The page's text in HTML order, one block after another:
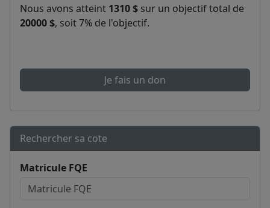
Nous avons atteint 1310 $ sur un objectif total de
20000 $, soit 7% de l'objectif.
Je fais un don
Rechercher sa cote
Matricule FQE